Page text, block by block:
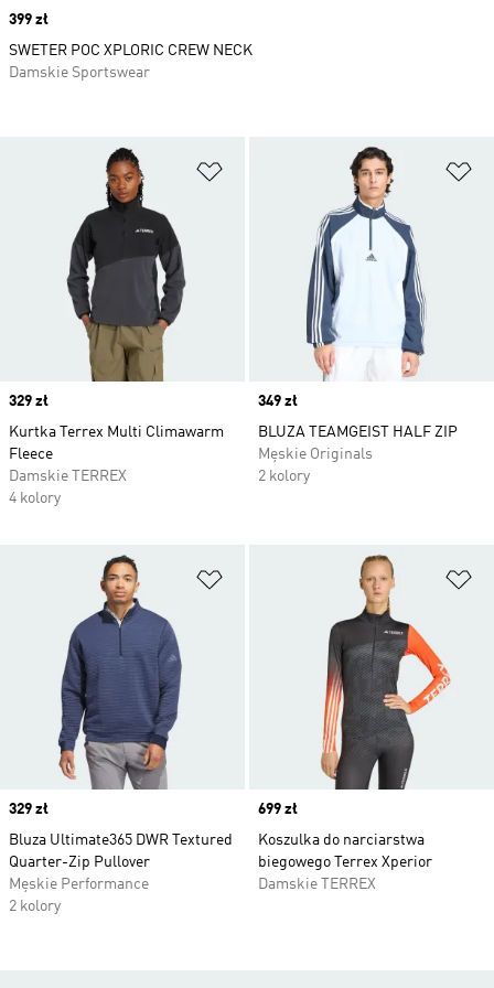
Dodaj do listy życzeń
Price
329 zł
Kurtka Terrex Multi Climawarm
Fleece
Damskie TERREX
4 kolory
Price
349 zł
BLUZA TEAMGEIST HALF ZIP
Męskie Originals
2 kolory
Dodaj do listy życzeń
Price
329 zł
Bluza Ultimate365 DWR Textured
Quarter-Zip Pullover
Męskie Performance
2 kolory
Price
699 zł
Koszulka do narciarstwa
biegowego Terrex Xperior
Damskie TERREX
Price
399 zł
SWETER POC XPLORIC CREW NECK
Damskie Sportswear